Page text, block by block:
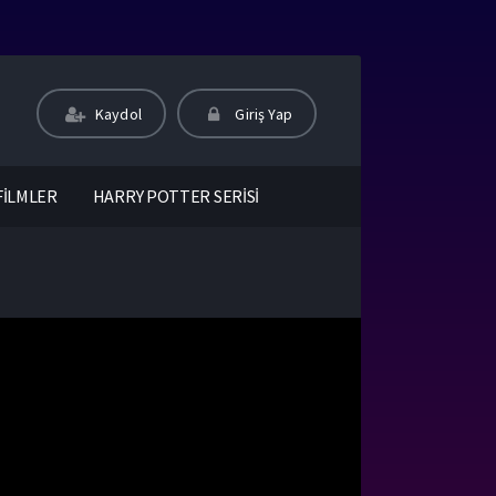
Kaydol Giriş Yap
HARRY POTTER SERİSİ